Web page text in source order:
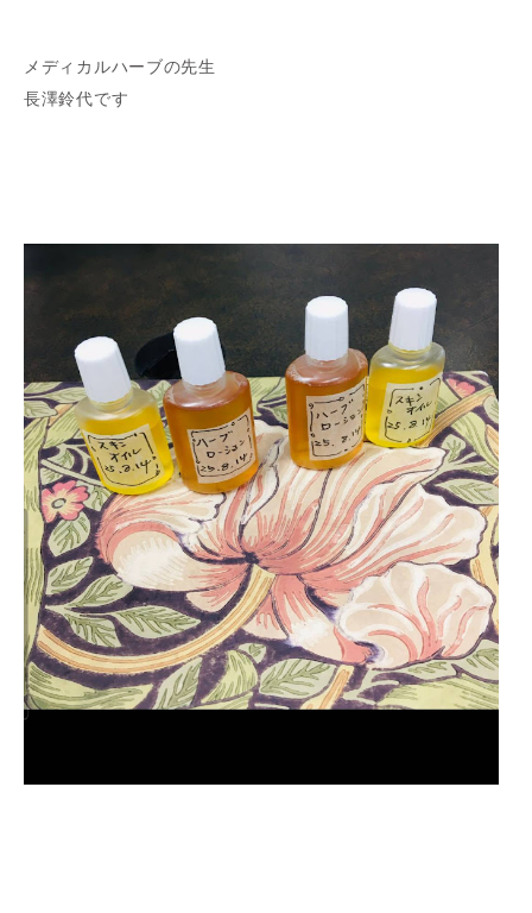
メディカルハーブの先生
長澤鈴代です